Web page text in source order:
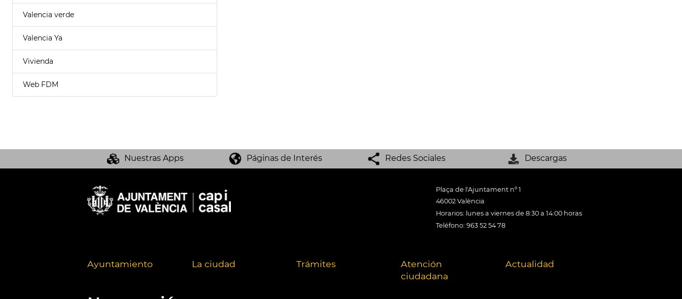
Valencia verde
Valencia Ya
Vivienda
Web FDM
Nuestras Apps Páginas de Interés Redes Sociales Descargas
Plaça de l'Ajuntament nº 1
46002 València
Horarios: lunes a viernes de 8:30 a 14:00 horas
Teléfono: 963 52 54 78
Ayuntamiento La ciudad Trámites
Atención
ciudadana
Actualidad